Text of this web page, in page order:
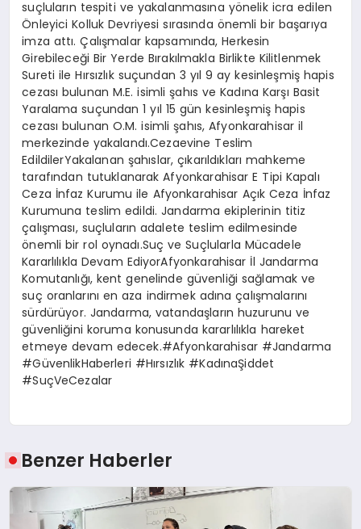
suçluların tespiti ve yakalanmasına yönelik icra edilen
Önleyici Kolluk Devriyesi sırasında önemli bir başarıya
imza attı. Çalışmalar kapsamında, Herkesin
Girebileceği Bir Yerde Bırakılmakla Birlikte Kilitlenmek
Sureti ile Hırsızlık suçundan 3 yıl 9 ay kesinleşmiş hapis
cezası bulunan M.E. isimli şahıs ve Kadına Karşı Basit
Yaralama suçundan 1 yıl 15 gün kesinleşmiş hapis
cezası bulunan O.M. isimli şahıs, Afyonkarahisar il
merkezinde yakalandı.Cezaevine Teslim
EdildilerYakalanan şahıslar, çıkarıldıkları mahkeme
tarafından tutuklanarak Afyonkarahisar E Tipi Kapalı
Ceza İnfaz Kurumu ile Afyonkarahisar Açık Ceza İnfaz
Kurumuna teslim edildi. Jandarma ekiplerinin titiz
çalışması, suçluların adalete teslim edilmesinde
önemli bir rol oynadı.Suç ve Suçlularla Mücadele
Kararlılıkla Devam EdiyorAfyonkarahisar İl Jandarma
Komutanlığı, kent genelinde güvenliği sağlamak ve
suç oranlarını en aza indirmek adına çalışmalarını
sürdürüyor. Jandarma, vatandaşların huzurunu ve
güvenliğini koruma konusunda kararlılıkla hareket
etmeye devam edecek.#Afyonkarahisar #Jandarma
#GüvenlikHaberleri #Hırsızlık #KadınaŞiddet
#SuçVeCezalar
Benzer Haberler